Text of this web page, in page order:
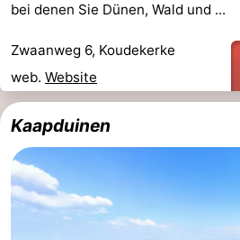
Walcherse
Vlissingen
-
Vlaanderen
-
Nieuwvliet
-
bei denen Sie Dünen, Wald und ...
Zwaanweg 6, Koudekerke
web. Website
Kaapduinen